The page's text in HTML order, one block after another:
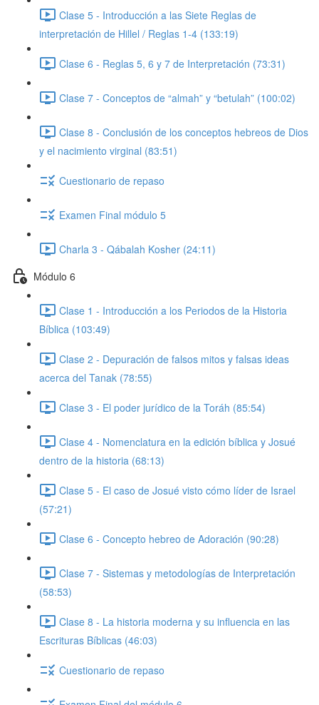
Clase 5 - Introducción a las Siete Reglas de
interpretación de Hillel / Reglas 1-4 (133:19)
Clase 6 - Reglas 5, 6 y 7 de Interpretación (73:31)
Clase 7 - Conceptos de “almah” y “betulah” (100:02)
Clase 8 - Conclusión de los conceptos hebreos de Dios
y el nacimiento virginal (83:51)
Cuestionario de repaso
Examen Final módulo 5
Charla 3 - Qábalah Kosher (24:11)
Módulo 6
Clase 1 - Introducción a los Periodos de la Historia
Bíblica (103:49)
Clase 2 - Depuración de falsos mitos y falsas ideas
acerca del Tanak (78:55)
Clase 3 - El poder jurídico de la Toráh (85:54)
Clase 4 - Nomenclatura en la edición bíblica y Josué
dentro de la historia (68:13)
Clase 5 - El caso de Josué visto cómo líder de Israel
(57:21)
Clase 6 - Concepto hebreo de Adoración (90:28)
Clase 7 - Sistemas y metodologías de Interpretación
(58:53)
Clase 8 - La historia moderna y su influencia en las
Escrituras Bíblicas (46:03)
Cuestionario de repaso